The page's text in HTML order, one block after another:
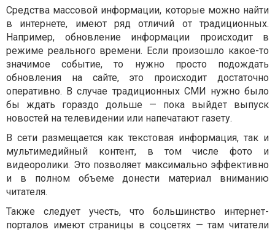
Средства массовой информации, которые можно найти
в интернете, имеют ряд отличий от традиционных.
Например, обновление информации происходит в
режиме реального времени. Если произошло какое-то
значимое событие, то нужно просто подождать
обновления на сайте, это происходит достаточно
оперативно. В случае традиционных СМИ нужно было
бы ждать гораздо дольше — пока выйдет выпуск
новостей на телевидении или напечатают газету.
В сети размещается как текстовая информация, так и
мультимедийный контент, в том числе фото и
видеоролики. Это позволяет максимально эффективно
и в полном объеме донести материал вниманию
читателя.
Также следует учесть, что большинство интернет-
порталов имеют страницы в соцсетях — там читатели